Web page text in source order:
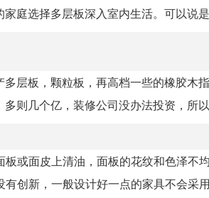
庭选择多层板深入室内生活。可以说
层板，颗粒板，再高档一些的橡胶木
则几个亿，装修公司没办法投资，所
或面皮上清油，面板的花纹和色泽不
创新，一般设计好一点的家具不会采